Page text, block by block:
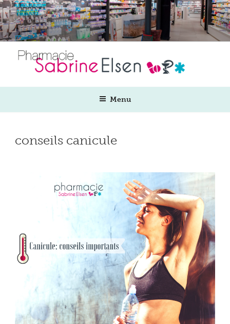
Aller
au
contenu
principal
Menu
conseils canicule